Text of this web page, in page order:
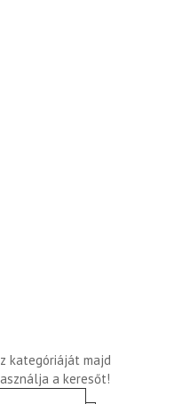
kategóriáját majd
a keresőt!